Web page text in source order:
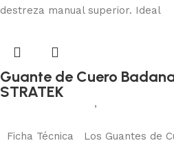
destreza manual superior. Ideal
Guante de Cuero
STRATEK
,
Ficha Técnica Los Guantes de